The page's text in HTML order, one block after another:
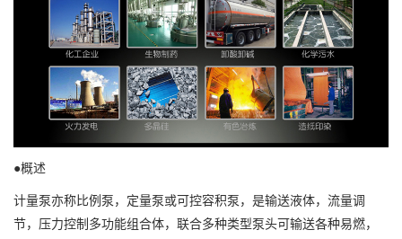
●概述
计量泵亦称比例泵，定量泵或可控容积泵，是输送液体，流量调
节，压力控制多功能组合体，联合多种类型泵头可输送各种易燃，